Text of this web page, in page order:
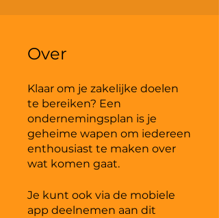
Over
Klaar om je zakelijke doelen
te bereiken? Een
ondernemingsplan is je
geheime wapen om iedereen
enthousiast te maken over
Je kunt ook via de mobiele
app deelnemen aan dit